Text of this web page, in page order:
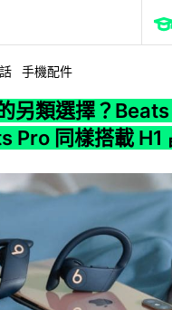
手機配件
另類選擇？Beats
Pro 同樣搭載 H1